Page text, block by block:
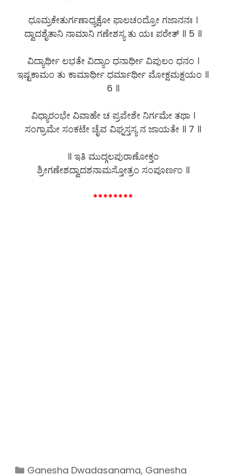
ಧೂಮ್ರಕೇತುರ್ಗಣಾಧ್ಯಕ್ಷೋ ಫಾಲಚಂದ್ರೋ ಗಜಾನನಃ ।
ದ್ವಾದಶೈತಾನಿ ನಾಮಾನಿ ಗಣೇಶಸ್ಯ ತು ಯಃ ಪಠೇತ್ ॥ 5 ॥
ವಿದ್ಯಾರ್ಥೀ ಲಭತೇ ವಿದ್ಯಾಂ ಧನಾರ್ಥೀ ವಿಪುಲಂ ಧನಂ ।
ಇಷ್ಟಕಾಮಂ ತು ಕಾಮಾರ್ಥೀ ಧರ್ಮಾರ್ಥೀ ಮೋಕ್ಷಮಕ್ಷಯಂ ॥
6 ॥
ವಿಧ್ಯಾರಂಭೇ ವಿವಾಹೇ ಚ ಪ್ರವೇಶೇ ನಿರ್ಗಮೇ ತಥಾ ।
ಸಂಗ್ರಾಮೇ ಸಂಕಟೇ ಚೈವ ವಿಘ್ನಸ್ತಸ್ಯ ನ ಜಾಯತೇ ॥ 7 ॥
॥ ಇತಿ ಮುದ್ಗಲಪುರಾಣೋಕ್ತಂ
ಶ್ರೀಗಣೇಶದ್ವಾದಶನಾಮಸ್ತೋತ್ರಂ ಸಂಪೂರ್ಣಂ ॥
********
Categories
Ganesha Dwadasanama, Ganesha